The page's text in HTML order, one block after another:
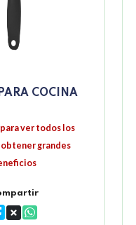
PARA COCINA
ver todos los
grandes